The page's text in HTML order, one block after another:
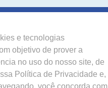
e tecnologias
objetivo de prover a
no uso do nosso site, de
Política de Privacidade e,